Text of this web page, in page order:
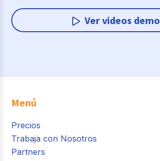
Ver videos demo
Menú
Precios
Trabaja con Nosotros
Partners